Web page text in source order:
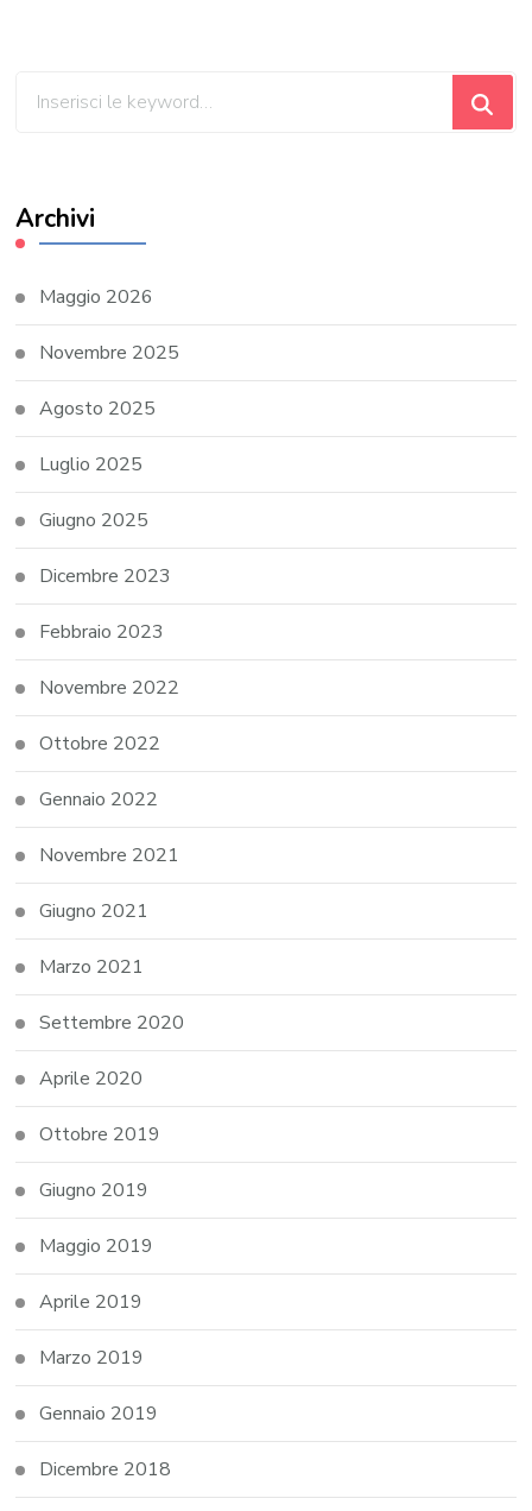
Archivi
Maggio 2026
Novembre 2025
Agosto 2025
Luglio 2025
Giugno 2025
Dicembre 2023
Febbraio 2023
Novembre 2022
Ottobre 2022
Gennaio 2022
Novembre 2021
Giugno 2021
Marzo 2021
Settembre 2020
Aprile 2020
Ottobre 2019
Giugno 2019
Maggio 2019
Aprile 2019
Marzo 2019
Gennaio 2019
Dicembre 2018